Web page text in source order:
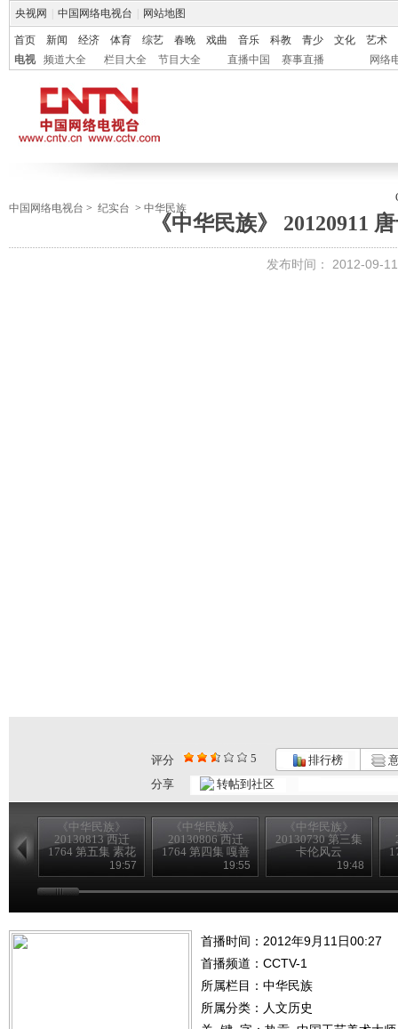
央视网 中国网络电视台 网站地图
首页 新闻 经济 体育 综艺 春晚 戏曲 音乐 科教 青少 文化
艺术
电视
频道大全 栏目大全 节目大全 直播中国 赛事直播 网络
中国网络电视台 > 纪实台 > 中华民族
《中华民族》 20120911
发布时间： 2012-09-
评分 5 排行榜
分享
转帖到社区
《中华民族》
20130813 西迁
1764 第五集 素花
19:57
《中华民族》
20130806 西迁
1764 第四集 嘎善
19:55
《中华民族》
20130730 第三集
卡伦风云
19:48
首播时间：2012年9月11日00:27
首播频道： CCTV-1
所属栏目： 中华民族
所属分类：人文历史